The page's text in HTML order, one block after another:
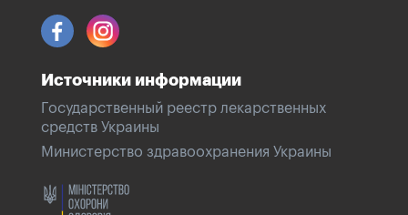
Источники информации
Государственный реестр лекарственных
средств Украины
Министерство здравоохранения Украины